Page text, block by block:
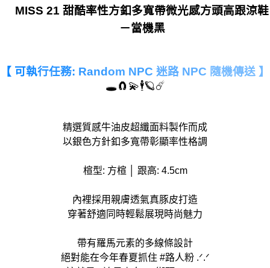
MISS 21 甜酷率性方釦多寬帶微光感方頭高跟涼鞋
－當機黑
【 可執行任務: Random NPC 迷路 NPC 隨機傳送 】
🕳️🧲💫🕴️🪐☄️
精選質感牛油皮超纖面料製作而成
以銀色方針釦多寬帶彰顯率性格調
楦型: 方楦 │ 跟高: 4.5cm
內裡採用親膚透氣真豚皮打造
穿著舒適同時輕鬆展現時尚魅力
帶有羅馬元素的多線條設計
絕對能在今年春夏抓住 #路人粉 .ᐟ.ᐟ